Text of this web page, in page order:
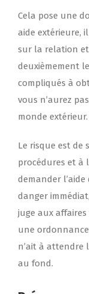
Cela pose une
aide extérieure,
sur la relation et
deuxièmement
compliqués à
vous n’aurez
monde extérieur.
Le risque est de
procédures et à
demander
danger
juge aux affaires
une
n’ait à attendre
au fond.